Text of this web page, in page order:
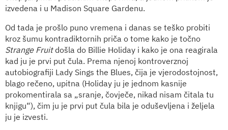
izvedena i u Madison Square Gardenu.
Od tada je prošlo puno vremena i danas se teško probiti
kroz šumu kontradiktornih priča o tome kako je točno
Strange Fruitdošla do Billie Holiday i kako je ona reagirala
kad ju je prvi put čula. Prema njenoj kontroverznoj
autobiografiji Lady Sings the Blues, čija je vjerodostojnost,
blago rečeno, upitna (Holiday ju je jednom kasnije
prokomentirala sa „sranje, čovječe, nikad nisam čitala tu
knjigu“), čim ju je prvi put čula bila je oduševljena i željela
ju je izvesti.